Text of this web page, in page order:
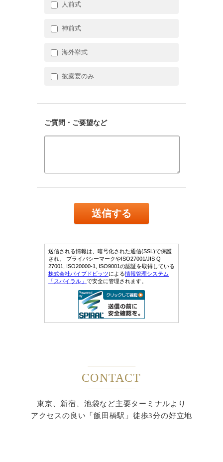
CONTACT
東京、新宿、池袋など主要ターミナルより
アクセスの良い「飯田橋駅」徒歩3分の好立地